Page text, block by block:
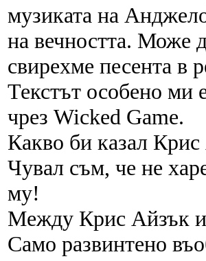
музиката на
на вечността. Може
свирехме песента в
Текстът особено ми
чрез Wicked Game.
Какво би казал Крис
Чувал съм, че не
му!
Между Крис Айзък и
Само развинтено